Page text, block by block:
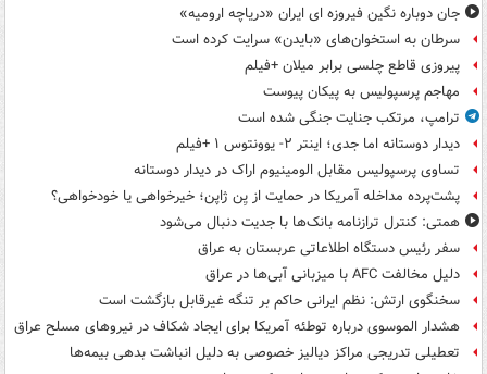
جان دوباره نگین فیروزه ای ایران «دریاچه ارومیه»
سرطان به استخوان‌های «بایدن» سرایت کرده است
پیروزی قاطع چلسی برابر میلان +فیلم
مهاجم پرسپولیس به پیکان پیوست
ترامپ، مرتکب جنایت جنگی شده است
دیدار دوستانه اما جدی؛ اینتر ۲- یوونتوس ۱ +فیلم
تساوی پرسپولیس مقابل الومینیوم اراک در دیدار دوستانه
پشت‌پرده مداخله آمریکا در حمایت از یِن ژاپن؛ خیرخواهی یا خودخواهی؟
همتی: کنترل ترازنامه بانک‌ها با جدیت دنبال می‌شود
سفر رئیس دستگاه اطلاعاتی عربستان به عراق
دلیل مخالفت AFC با میزبانی آبی‌ها در عراق
سخنگوی ارتش: نظم ایرانی حاکم بر تنگه غیرقابل بازگشت است
هشدار الموسوی درباره توطئه آمریکا برای ایجاد شکاف در نیروهای مسلح عراق
تعطیلی تدریجی مراکز دیالیز خصوصی به دلیل انباشت بدهی بیمه‌ها